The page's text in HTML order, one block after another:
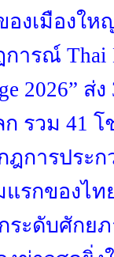
องเมืองให
ารณ์ Thai
2026”
ก รวม 41 โ
การประก
แรกของไ
ระดับศักย